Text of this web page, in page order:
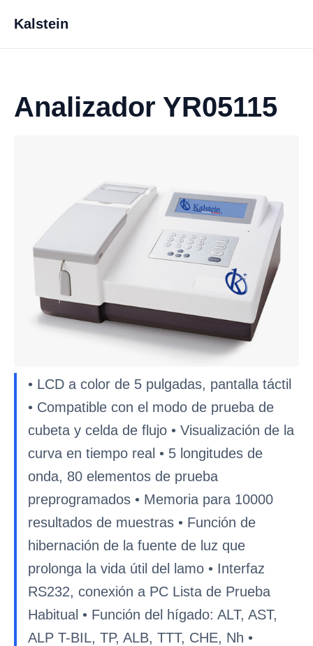
Kalstein
Analizador YR05115
• LCD a color de 5 pulgadas, pantalla táctil
• Compatible con el modo de prueba de
cubeta y celda de flujo • Visualización de la
curva en tiempo real • 5 longitudes de
onda, 80 elementos de prueba
preprogramados • Memoria para 10000
resultados de muestras • Función de
hibernación de la fuente de luz que
prolonga la vida útil del lamo • Interfaz
RS232, conexión a PC Lista de Prueba
Habitual • Función del hígado: ALT, AST,
ALP T-BIL, TP, ALB, TTT, CHE, Nh •